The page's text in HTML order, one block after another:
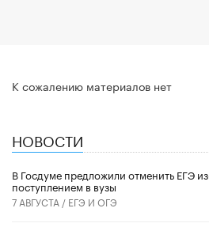
К сожалению материалов нет
НОВОСТИ
В Госдуме предложили отменить ЕГЭ
поступлением в вузы
7 АВГУСТА / ЕГЭ И ОГЭ